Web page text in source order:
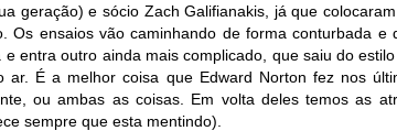
geração) e sócio Zach Galifianakis, já que
Os ensaios vão caminhando de forma conturbada
e entra outro ainda mais complicado, que saiu do
ar. É a melhor coisa que Edward Norton fez nos
ou ambas as coisas. Em volta deles temos as
sempre que esta mentindo).